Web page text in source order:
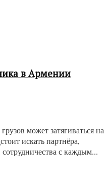
в Армении
может затягиваться на
искать партнёра,
с каждым...